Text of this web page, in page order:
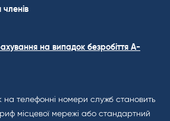
членів
на випадок безробіття A-
на телефонні номери служб становить
місцевої мережі або стандартний